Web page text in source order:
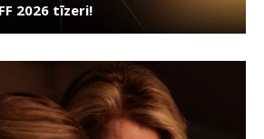
2026 tīzeri!